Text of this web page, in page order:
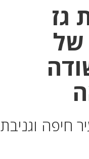
גז
של
חיפה וגניבת